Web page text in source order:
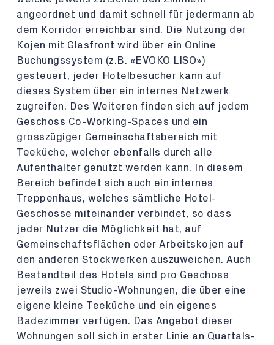
angeordnet und damit schnell für jedermann ab
dem Korridor erreichbar sind. Die Nutzung der
Kojen mit Glasfront wird über ein Online
Buchungssystem (z.B. «EVOKO LISO»)
gesteuert, jeder Hotelbesucher kann auf
dieses System über ein internes Netzwerk
zugreifen. Des Weiteren finden sich auf jedem
Geschoss Co-Working-Spaces und ein
grosszügiger Gemeinschaftsbereich mit
Teeküche, welcher ebenfalls durch alle
Aufenthalter genutzt werden kann. In diesem
Bereich befindet sich auch ein internes
Treppenhaus, welches sämtliche Hotel-
Geschosse miteinander verbindet, so dass
jeder Nutzer die Möglichkeit hat, auf
Gemeinschaftsflächen oder Arbeitskojen auf
den anderen Stockwerken auszuweichen. Auch
Bestandteil des Hotels sind pro Geschoss
jeweils zwei Studio-Wohnungen, die über eine
eigene kleine Teeküche und ein eigenes
Badezimmer verfügen. Das Angebot dieser
Wohnungen soll sich in erster Linie an Quartals-